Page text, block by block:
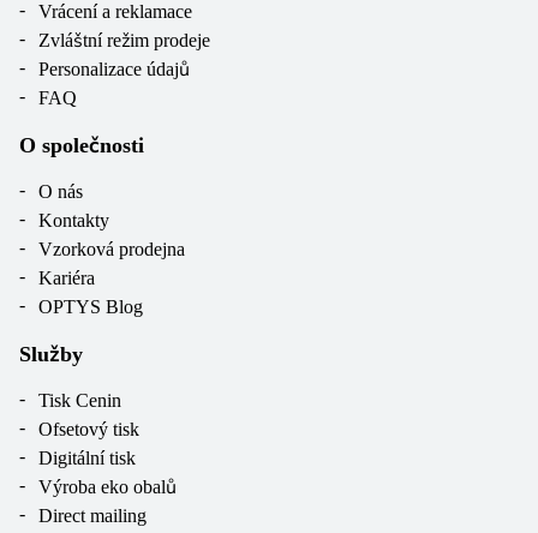
Vrácení a reklamace
Zvláštní režim prodeje
Personalizace údajů
FAQ
O společnosti
O nás
Kontakty
Vzorková prodejna
Kariéra
OPTYS Blog
Služby
Tisk Cenin
Ofsetový tisk
Digitální tisk
Výroba eko obalů
Direct mailing